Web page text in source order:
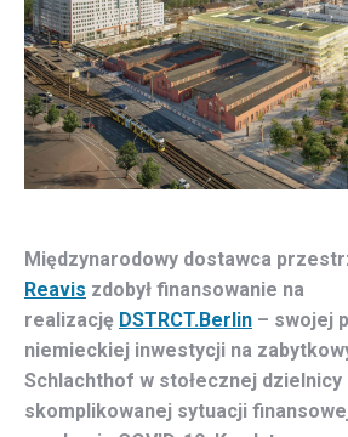
Międzynarodowy dostawca
Reavis zdobył finansowanie na
realizację DSTRCT.Berlin – swojej
niemieckiej inwestycji na
Schlachthof w stołecznej dzielnicy
skomplikowanej sytuacji